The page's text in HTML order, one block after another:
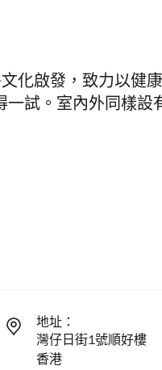
化啟發，致力以健
試。室內外同樣設
地址：
灣仔日街1號順好樓
香港